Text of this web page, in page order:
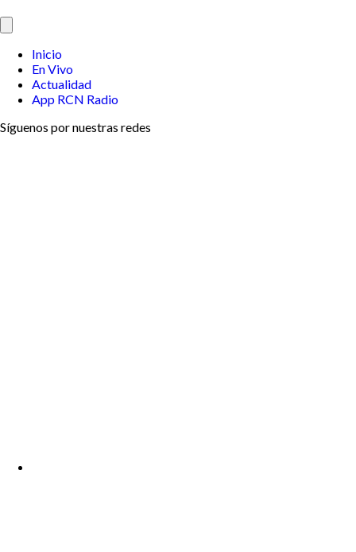
Inicio
En Vivo
Actualidad
App RCN Radio
Síguenos por nuestras redes